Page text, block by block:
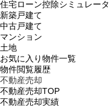
住宅ローン控除シミュレータ
新築戸建て
中古戸建て
マンション
土地
お気に入り物件一覧
物件閲覧履歴
不動産売却
不動産売却TOP
不動産売却実績